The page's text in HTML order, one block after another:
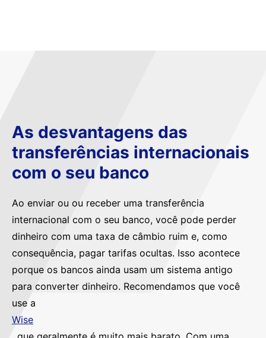
As desvantagens das
transferências internacionais
com o seu banco
Ao enviar ou ou receber uma transferência
internacional com o seu banco, você pode perder
dinheiro com uma taxa de câmbio ruim e, como
consequência, pagar tarifas ocultas. Isso acontece
porque os bancos ainda usam um sistema antigo
para converter dinheiro. Recomendamos que você
use a
Wise